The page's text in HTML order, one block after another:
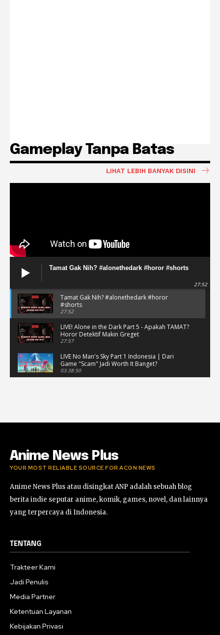
Gameplay Tanpa Batas
LIHAT LEBIH BANYAK DISINI
Tamat Gak Nih? #alonethedark #horor #shorts
27:52
Tamat Gak Nih? #alonethedark #horor
#shorts
27:52
LIVE! Alone in the Dark Part 5 - Apakah TAMAT?
Horor Detektif Makin Greget
27:57
LIVE No Man's Sky Part 1 Indonesia | Dari
Game "Scam" Jadi Worth It Banget?
03:38:50
#gaming #horor
Anime News Plus
YOUR MOST RELIABLE SOURCE FOR ACGN NEWS
Anime News Plus atau disingkat ANP adalah sebuah blog
berita indie seputar anime, komik, games, novel, dan lainnya
yang terpercaya di Indonesia.
TENTANG
Trakteer Kami
Jadi Penulis
Media Partner
Ketentuan Layanan
Kebijakan Privasi